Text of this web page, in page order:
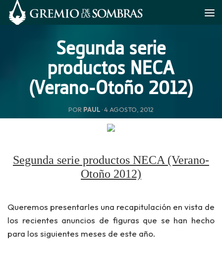
Saltar al contenido
Segunda serie
productos NECA
(Verano-Otoño 2012)
POR PAUL ·4 AGOSTO, 2012
Segunda serie productos NECA (Verano-
Otoño 2012)
Queremos presentarles una recapitulación en vista de
los recientes anuncios de figuras que se han hecho
para los siguientes meses de este año.